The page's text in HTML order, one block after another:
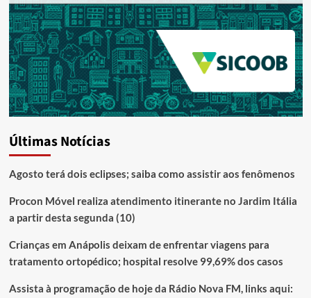
Últimas Notícias
Agosto terá dois eclipses; saiba como assistir aos fenômenos
Procon Móvel realiza atendimento itinerante no Jardim Itália
a partir desta segunda (10)
Crianças em Anápolis deixam de enfrentar viagens para
tratamento ortopédico; hospital resolve 99,69% dos casos
Assista à programação de hoje da Rádio Nova FM, links aqui: